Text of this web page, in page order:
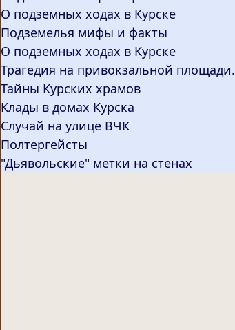
О подземных ходах в Курске
Подземелья мифы и факты
О подземных ходах в Курске
Трагедия на привокзальной площади.
Тайны Курских храмов
Клады в домах Курска
Случай на улице ВЧК
Полтергейсты
"Дьявольские" метки на стенах